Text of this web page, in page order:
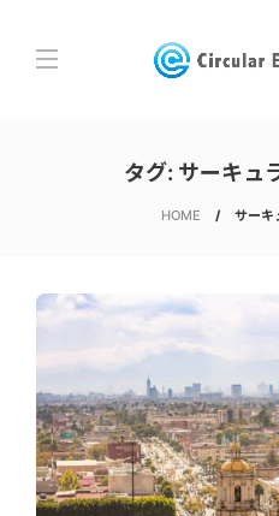
タグ: サーキュ
HOME サーキ